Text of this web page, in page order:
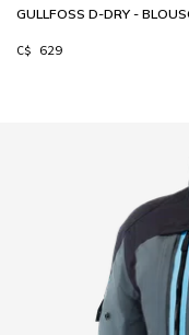
GULLFOSS D-DRY -
C$ 629